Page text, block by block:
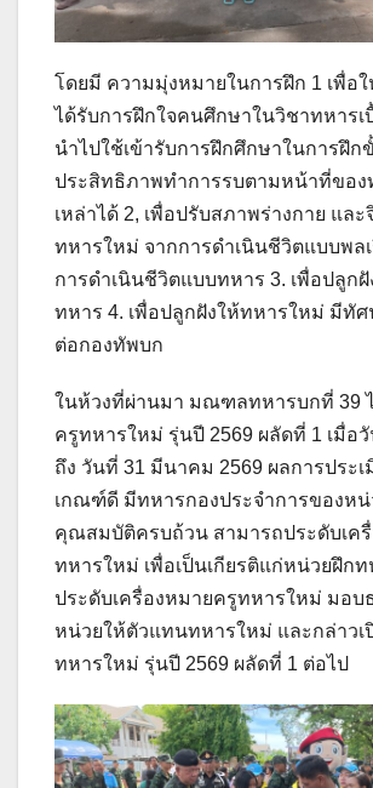
โดยมี ความมุ่งหมายในการฝึก 1 เพื่อ
ได้รับการฝึกใจคนศึกษาในวิชาทหารเ
นำไปใช้เข้ารับการฝึกศึกษาในการฝึก
ประสิทธิภาพทำการรบตามหน้าที่ของ
เหล่าได้ 2, เพื่อปรับสภาพร่างกาย และ
ทหารใหม่ จากการดำเนินชีวิตแบบพล
การดำเนินชีวิตแบบทหาร 3. เพื่อปลูก
ทหาร 4. เพื่อปลูกฝังให้ทหารใหม่ มีทั
ต่อกองทัพบก
ในห้วงที่ผ่านมา มณฑลทหารบกที่ 39
ครูทหารใหม่ รุ่นปี 2569 ผลัดที่ 1 เมื่อ
ถึง วันที่ 31 มีนาคม 2569 ผลการประ
เกณฑ์ดี มีทหารกองประจำการของหน่
คุณสมบัติครบถ้วน สามารถประดับเค
ทหารใหม่ เพื่อเป็นเกียรติแก่หน่วยฝึก
ประดับเครื่องหมายครูทหารใหม่ มอบ
หน่วยให้ตัวแทนทหารใหม่ และกล่าวเ
ทหารใหม่ รุ่นปี 2569 ผลัดที่ 1 ต่อไป